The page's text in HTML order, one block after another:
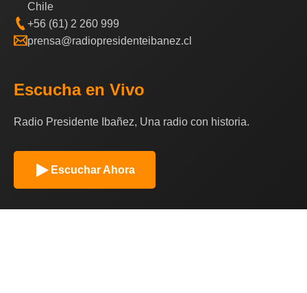
Chile
+56 (61) 2 260 999
prensa@radiopresidenteibanez.cl
Escucha en Vivo
Radio Presidente Ibañez, Una radio con historia.
Escuchar Ahora